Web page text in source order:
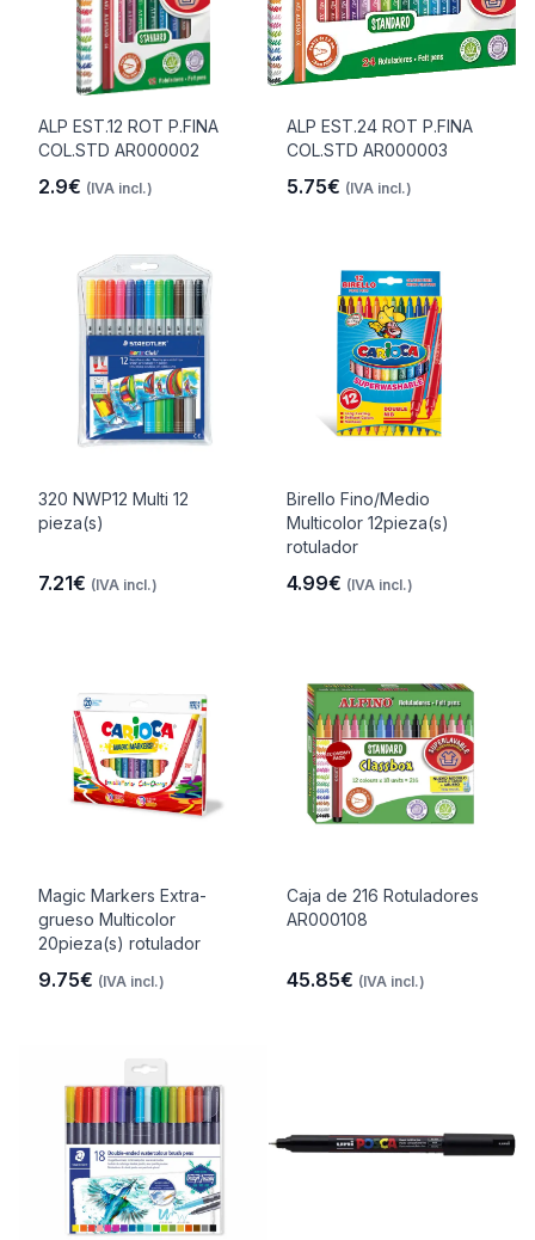
ALP EST.12 ROT P.FINA
COL.STD AR000002
2.9€ (IVA incl.)
ALP EST.24 ROT P.FINA
COL.STD AR000003
5.75€ (IVA incl.)
320 NWP12 Multi 12
pieza(s)
7.21€ (IVA incl.)
Birello Fino/Medio
Multicolor 12pieza(s)
rotulador
4.99€ (IVA incl.)
Magic Markers Extra-
grueso Multicolor
20pieza(s) rotulador
9.75€ (IVA incl.)
Caja de 216 Rotuladores
AR000108
45.85€ (IVA incl.)